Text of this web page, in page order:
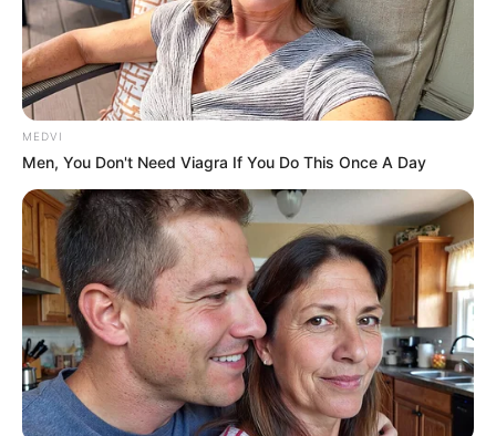
MEDVI
Men, You Don't Need Viagra If You Do This Once A Day